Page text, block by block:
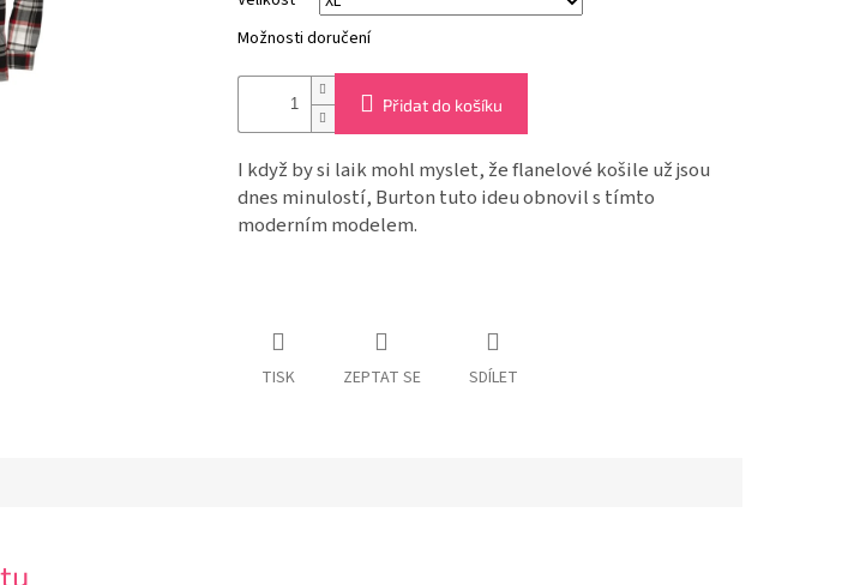
Možnosti doručení
Přidat do košíku
I když by si laik mohl myslet, že flanelové košile už jsou
dnes minulostí, Burton tuto ideu obnovil s tímto
moderním modelem.
TISK ZEPTAT SE SDÍLET